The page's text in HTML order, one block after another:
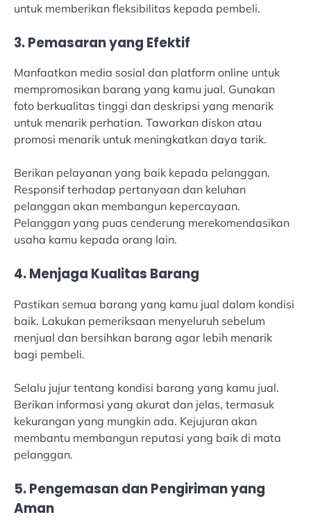
untuk memberikan fleksibilitas kepada pembeli.
3. Pemasaran yang Efektif
Manfaatkan media sosial dan platform online untuk
mempromosikan barang yang kamu jual. Gunakan
foto berkualitas tinggi dan deskripsi yang menarik
untuk menarik perhatian. Tawarkan diskon atau
promosi menarik untuk meningkatkan daya tarik.
Berikan pelayanan yang baik kepada pelanggan.
Responsif terhadap pertanyaan dan keluhan
pelanggan akan membangun kepercayaan.
Pelanggan yang puas cenderung merekomendasikan
usaha kamu kepada orang lain.
4. Menjaga Kualitas Barang
Pastikan semua barang yang kamu jual dalam kondisi
baik. Lakukan pemeriksaan menyeluruh sebelum
menjual dan bersihkan barang agar lebih menarik
bagi pembeli.
Selalu jujur tentang kondisi barang yang kamu jual.
Berikan informasi yang akurat dan jelas, termasuk
kekurangan yang mungkin ada. Kejujuran akan
membantu membangun reputasi yang baik di mata
pelanggan.
5. Pengemasan dan Pengiriman yang
Aman